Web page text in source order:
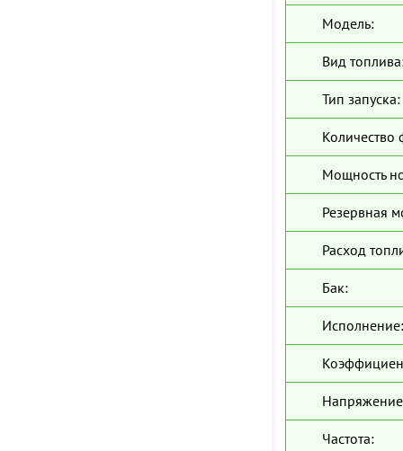
Модель:
Вид
Тип запуска:
Количество
Мощность
Резервная
Расход
Бак:
Исполнение:
Частота: